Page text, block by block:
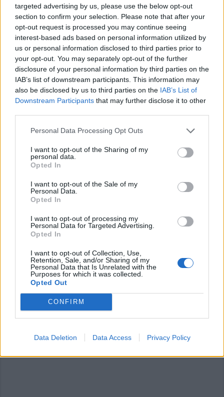
targeted advertising by us, please use the below opt-out
section to confirm your selection. Please note that after your
opt-out request is processed you may continue seeing
interest-based ads based on personal information utilized by
us or personal information disclosed to third parties prior to
your opt-out. You may separately opt-out of the further
disclosure of your personal information by third parties on the
IAB’s list of downstream participants. This information may
also be disclosed by us to third parties on the IAB’s List of
Downstream Participants that may further disclose it to other
Personal Data Processing Opt Outs
I want to opt-out of the Sharing of my
personal data.
Opted In
I want to opt-out of the Sale of my
Personal Data.
Opted In
I want to opt-out of processing my
Personal Data for Targeted Advertising.
Opted In
I want to opt-out of Collection, Use,
Retention, Sale, and/or Sharing of my
Personal Data that Is Unrelated with the
Purposes for which it was collected.
Opted Out
CONFIRM
Data Deletion Data Access Privacy Policy
ADV
Commenti
Accedioregistratiper commentare questo
commento esprime il pensiero dell'autore e non rappresenta la linea editoriale
di VareseNews.it, che rimane autonoma e indipendente. I messaggi inclusi nei
commenti non sono testi giornalistici, ma post inviati dai singoli lettori che
possono essere automaticamente pubblicati senza filtro preventivo. I commenti
che includano uno o più link a siti esterni verranno rimossi in automatico dal
ADV